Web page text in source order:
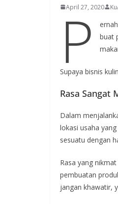
April 27, 2020
P
buat
Supaya bisnis
Rasa Sangat
Dalam
lokasi usaha
sesuatu dengan
Rasa yang
pembuatan
jangan khawatir,